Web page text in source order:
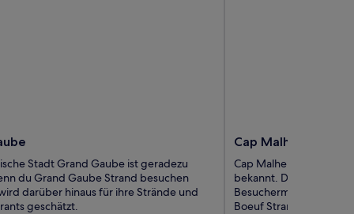
Stadt Grand Gaube ist geradezu
du Grand Gaube Strand besuchen
darüber hinaus für ihre Strände und
geschätzt.
Cap Malheureux
Cap Malheureux ist für
bekannt. Darüber
Besuchermagnet dank
Boeuf Strand und